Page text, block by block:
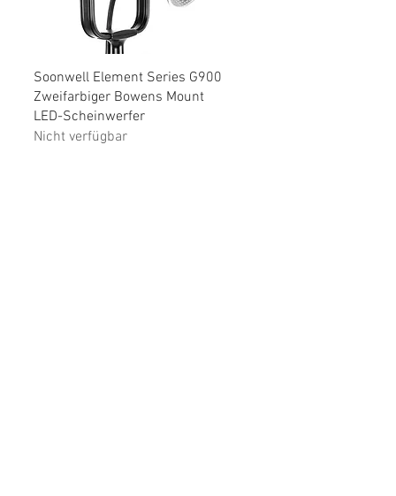
Schnellansicht
Soonwell Element Series G900
Zweifarbiger Bowens Mount
LED-Scheinwerfer
Nicht verfügbar